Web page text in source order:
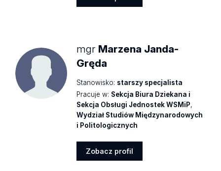
mgr Marzena Janda-
Gręda
Stanowisko: starszy specjalista
Pracuje w: Sekcja Biura Dziekana i
Sekcja Obsługi Jednostek WSMiP,
Wydział Studiów Międzynarodowych
i Politologicznych
Zobacz profil